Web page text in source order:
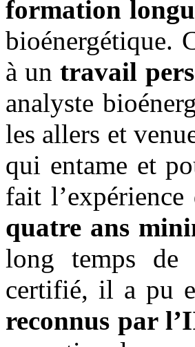
formation
bioénergétique.
à untravail
analyste
les allers et
qui entame et
fait l’expérience
quatre ans
long temps de
certifié, il a pu
reconnus par